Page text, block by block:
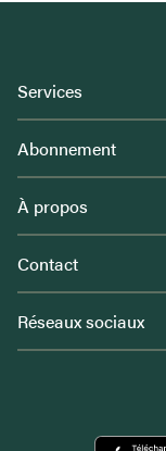
Services
Abonnement
À propos
Contact
Réseaux sociaux